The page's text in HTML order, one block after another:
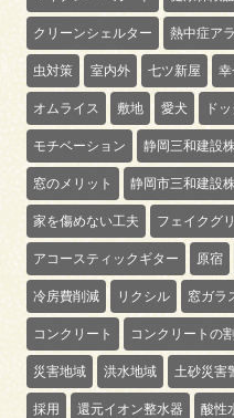
クリーンシェルター 熱中症ア
虫対策 室内外 七ツ新屋
オムライス 敷地 愛犬 ド
モチベーション 静岡三和建設
窓のメリット 静岡市三和建設
家を傷めない工夫 フェイクグ
アコースティックギター 原宿
冷房費削減 リクシル 窓ガラ
コンクリート コンクリートの
災害地域 洪水地域 土砂災害
採用 還元イオン整水器 酸性